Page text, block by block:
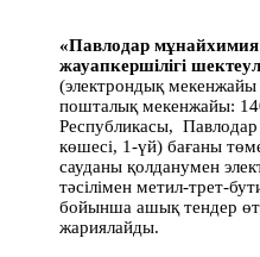
«Павлодар
жауапкершілігі
(электрондық мекенжайы
пошталық мекенжайы:
Республикасы,
көшесі, 1-үй) бағаны
сауданы қолданумен
тәсілімен метил-трет-
бойынша ашық тендер
жариялайды.